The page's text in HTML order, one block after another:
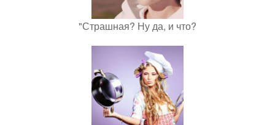
"Страшная? Ну да, и что?